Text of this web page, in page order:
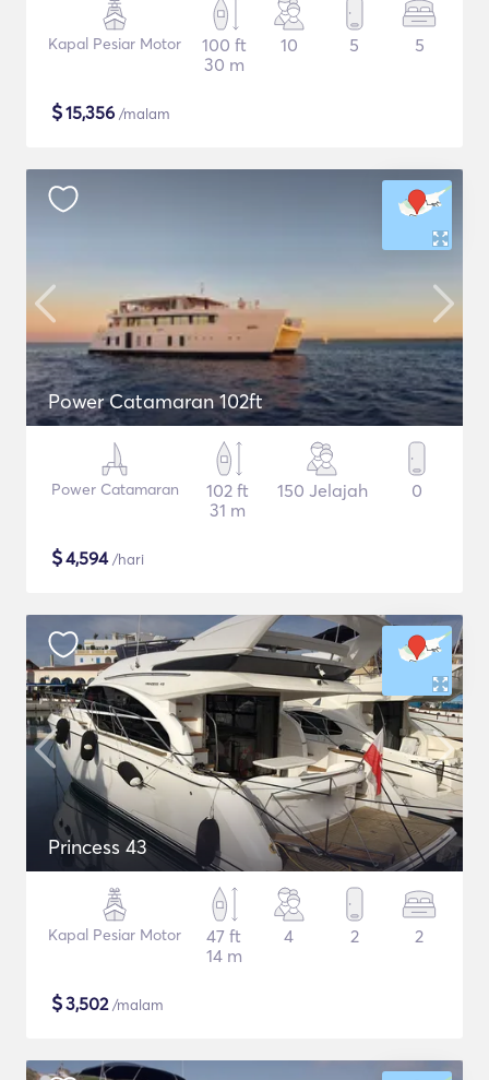
Kapal Pesiar Motor
100 ft
30 m
10 5 5
$15,356 /malam
Power Catamaran 102ft
Power Catamaran
102 ft
31 m
150 Jelajah 0
$4,594/hari
Princess 43
Kapal Pesiar Motor
47 ft
14 m
4 2 2
$3,502/malam